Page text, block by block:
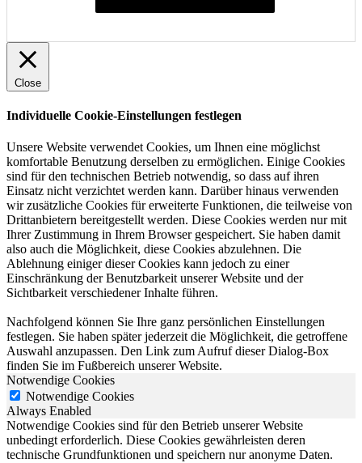
Close
Individuelle Cookie-Einstellungen festlegen
Unsere Website verwendet Cookies, um Ihnen eine möglichst
komfortable Benutzung derselben zu ermöglichen. Einige Cookies
sind für den technischen Betrieb notwendig, so dass auf ihren
Einsatz nicht verzichtet werden kann. Darüber hinaus verwenden
wir zusätzliche Cookies für erweiterte Funktionen, die teilweise von
Drittanbietern bereitgestellt werden. Diese Cookies werden nur mit
Ihrer Zustimmung in Ihrem Browser gespeichert. Sie haben damit
also auch die Möglichkeit, diese Cookies abzulehnen. Die
Ablehnung einiger dieser Cookies kann jedoch zu einer
Einschränkung der Benutzbarkeit unserer Website und der
Sichtbarkeit verschiedener Inhalte führen.
Nachfolgend können Sie Ihre ganz persönlichen Einstellungen
festlegen. Sie haben später jederzeit die Möglichkeit, die getroffene
Auswahl anzupassen. Den Link zum Aufruf dieser Dialog-Box
finden Sie im Fußbereich unserer Website.
Notwendige Cookies
Notwendige Cookies
Always Enabled
Notwendige Cookies sind für den Betrieb unserer Website
unbedingt erforderlich. Diese Cookies gewährleisten deren
technische Grundfunktionen und speichern nur anonyme Daten.